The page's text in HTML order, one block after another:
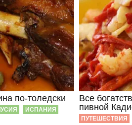
по-толедски
ИСПАНИЯ
Все
пивной
ПУТЕШЕСТВИЯ